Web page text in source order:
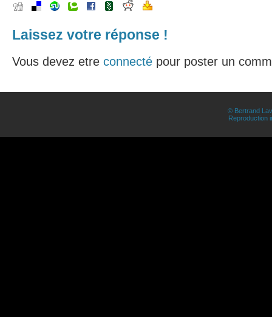
Laissez votre réponse !
Vous devez etre connecté pour poster un
© Bertrand
Reproduction